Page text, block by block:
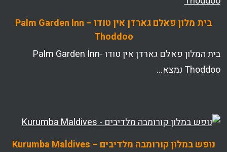
בית מלון פאלם גארדן אין טודו – Palm Garden Inn
Thoddoo
בית המלון פאלם גארדן אין טודו -Palm Garden Inn
Thoddoo נמצא…
נופש במלון קורומבה מלדיבים – Kurumba Maldives